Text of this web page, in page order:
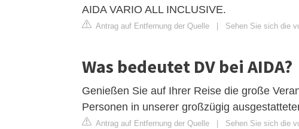
AIDA VARIO ALL INCLUSIVE.
Antrag auf Entfernung der Quelle Sehen Sie sich die
Was bedeutet DV bei AIDA?
Genießen Sie auf Ihrer Reise die große
Personen in unserer großzügig
Antrag auf Entfernung der Quelle Sehen Sie sich die